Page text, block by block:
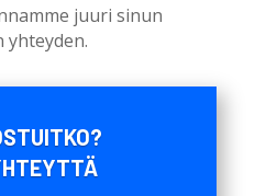
juuri sinun
yhteyden.